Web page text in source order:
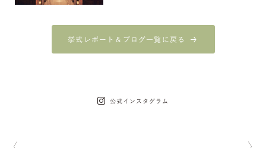
挙式レポート＆ブログ一覧に戻る
公式インスタグラム